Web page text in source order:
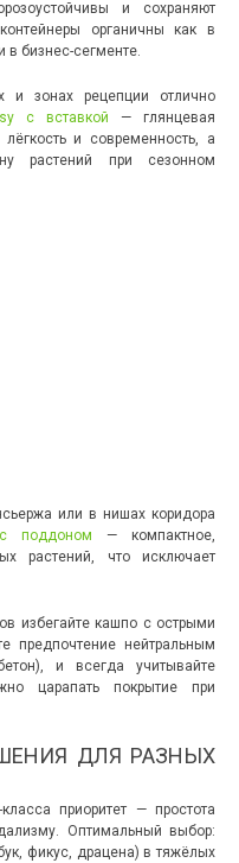
и сохраняют
органичны как в
бизнес-сегменте.
и зонах рецепции отлично
с вставкой — глянцевая
лёгкость и современность, а
растений при сезонном
или в нишах коридора
поддоном — компактное,
растений, что исключает
избегайте кашпо с острыми
предпочтение нейтральным
и всегда учитывайте
царапать покрытие при
ДЛЯ РАЗНЫХ
приоритет — простота
Оптимальный выбор:
фикус, драцена) в тяжёлых